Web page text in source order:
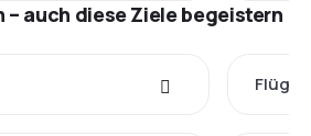
– auch diese Ziele begeistern
Flüge